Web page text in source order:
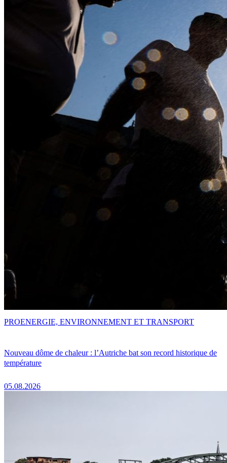
Nouveau dôme de chaleur : l’Autriche bat son record historique de
température
05.08.2026
PROENERGIE, ENVIRONNEMENT ET TRANSPORT